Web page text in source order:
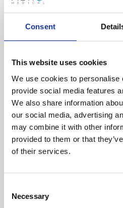
Consent
This website uses cookies
We use cookies to personalise
provide social media features
We also share information
our social media, advertising
may combine it with other
provided to them or that
of their services.
Selection
Necessary
Z
Użyteczne
skrupulatnie
bezpiecznym
zapewniając
ani